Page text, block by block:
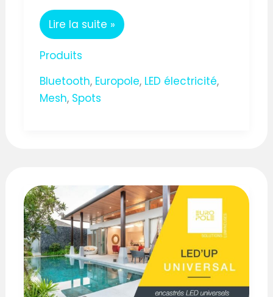
Lire la suite »
Produits
Bluetooth, Europole, LED électricité,
Mesh, Spots
LED
SWITCH
EUROPOLE